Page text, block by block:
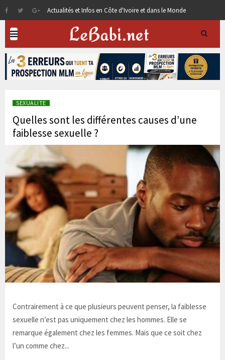
Actualités et Infos en Côte d'Ivoire et dans le Monde
SEXUALITE
Quelles sont les différentes causes d’une
faiblesse sexuelle ?
Contrairement à ce que plusieurs peuvent penser, la faiblesse
sexuelle n’est pas uniquement chez les hommes. Elle se
remarque également chez les femmes. Mais que ce soit chez
l’un comme chez...